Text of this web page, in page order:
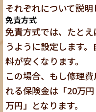
それぞれについて説明
免責方式
免責方式では、たと
うように設定します
料が安くなります。
この場合、もし修理
れる保険金は「20万
万円」となります。